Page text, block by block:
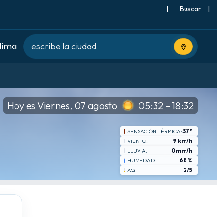
| |
Usa tu
Hoy es Viernes, 07 agosto 05:32 – 18:32
SENSACIÓN TÉRMICA:37°
VIENTO: 9 km/h
LLUVIA: 0mm/h
HUMEDAD: 68 %
AQI 2/5